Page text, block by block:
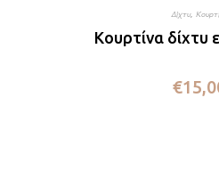
Δίχτυ,
Κουρτίνα δίχτυ
€